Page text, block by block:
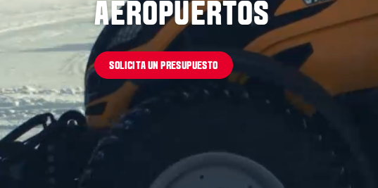
AEROPUERTOS
SOLICITA UN PRESUPUESTO